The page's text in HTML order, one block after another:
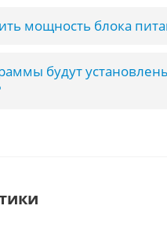
мощность блока
будут